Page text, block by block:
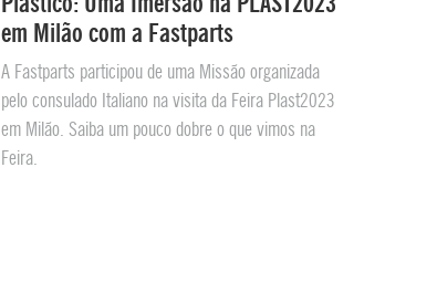
em Milão com a Fastparts
A Fastparts participou de uma Missão organizada
pelo consulado Italiano na visita da Feira Plast2023
em Milão. Saiba um pouco dobre o que vimos na
Feira.